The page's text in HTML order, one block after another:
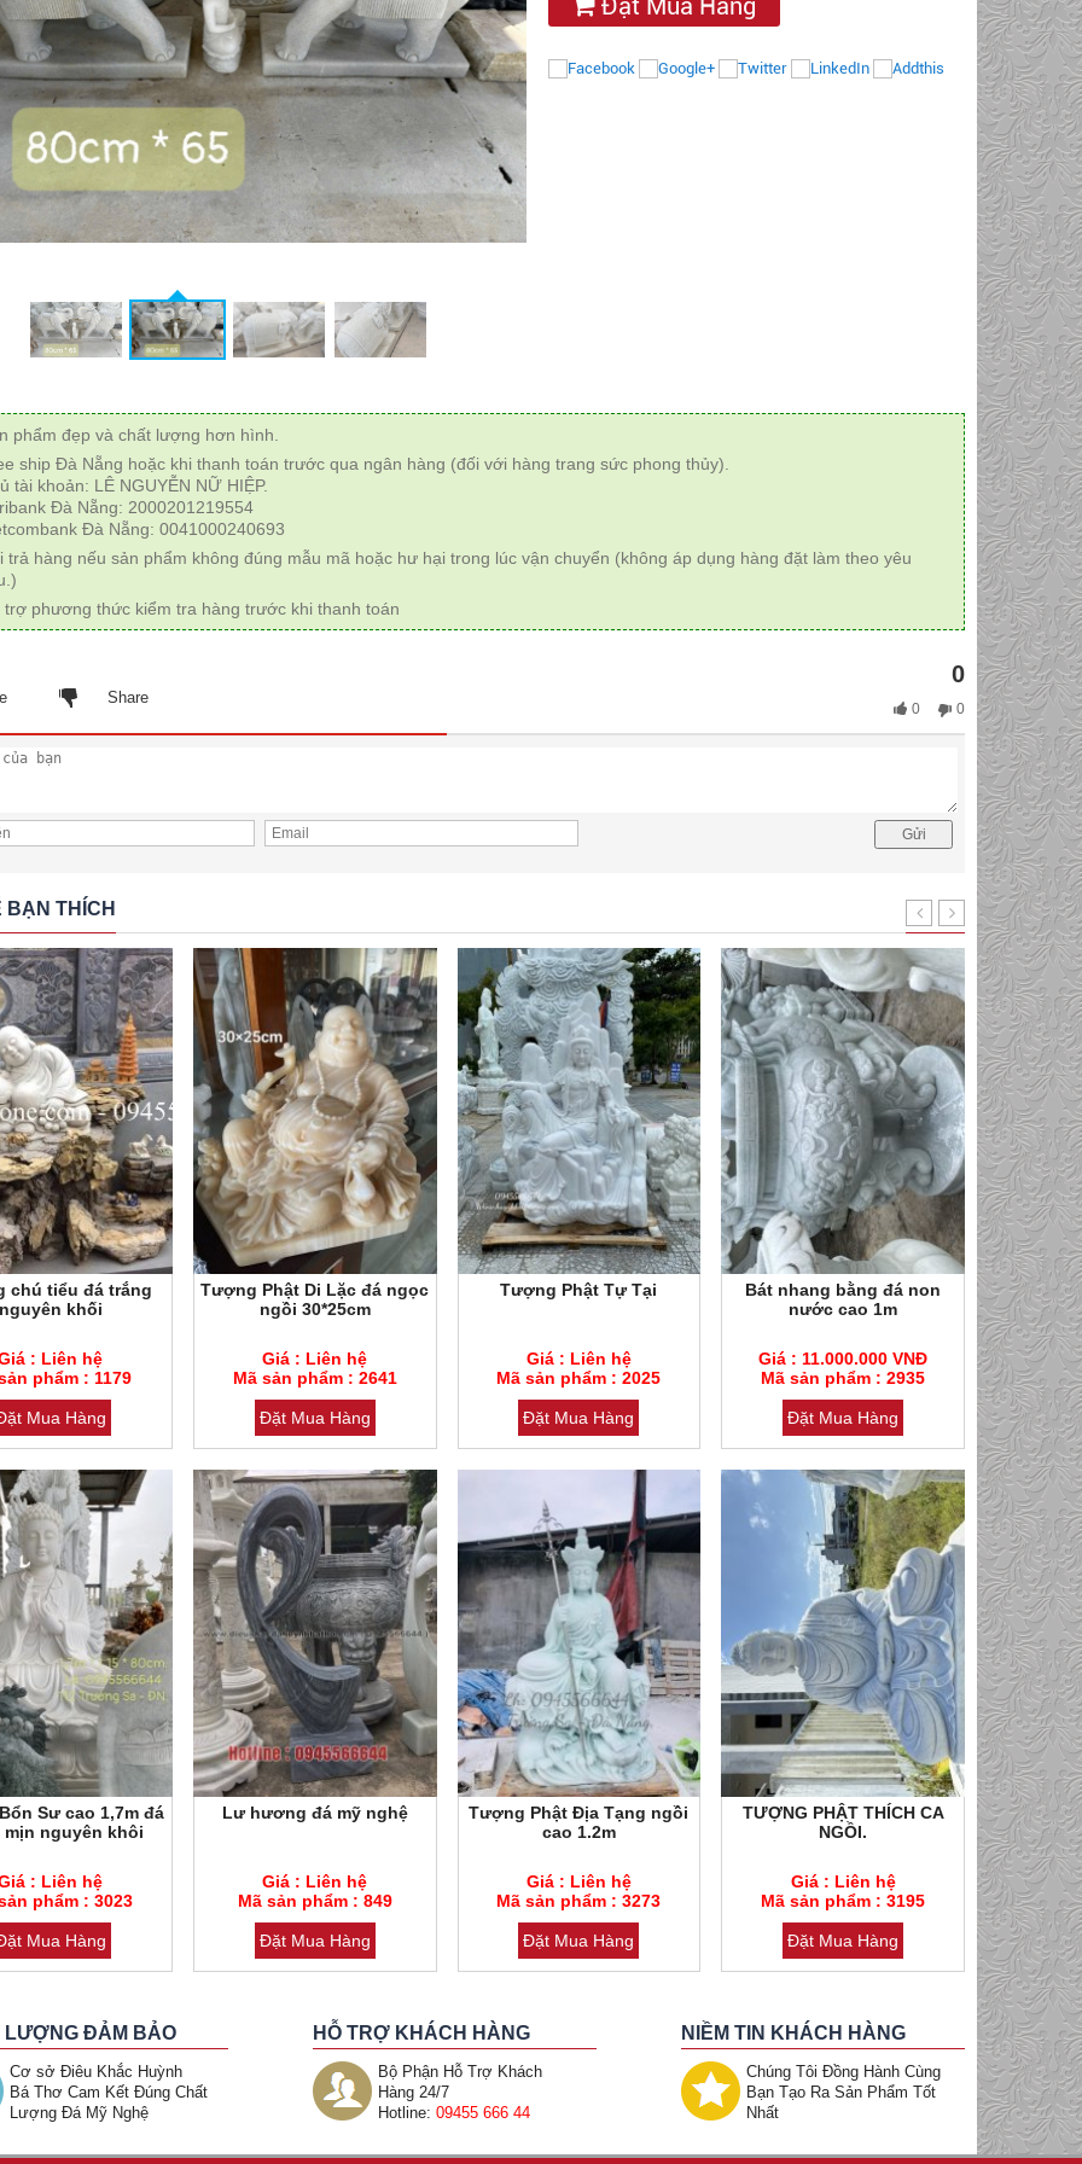
Đặt Mua Hàng
phẩm đẹp và chất lượng hơn hình.
ship Đà Nẵng hoặc khi thanh toán trước qua ngân hàng (đối với hàng trang sức phong thủy).
tài khoản: LÊ NGUYỄN NỮ HIỆP.
Đà Nẵng: 2000201219554
Đà Nẵng: 0041000240693
trả hàng nếu sản phẩm không đúng mẫu mã hoặc hư hại trong lúc vận chuyển (không áp dụng hàng đặt làm theo yêu
trợ phương thức kiểm tra hàng trước khi thanh toán
Share
0
0
0
BẠN THÍCH
: 1179
thạch trắng
chú tiểu đá trắng
nguyên khối
: Liên hệ
phẩm : 1179
Mua Hàng
: 3023
thạch
Sư cao 1,7m đá
mịn nguyên khôi
: Liên hệ
phẩm : 3023
Mua Hàng
Mã sản phẩm : 2641
Loại đá : Cẩm thạch
Tượng Phật Di Lặc đá ngọc
ngồi 30*25cm
Giá : Liên hệ
Mã sản phẩm : 2641
Đặt Mua Hàng
Mã sản phẩm : 849
Loại đá : Cẩm thạch
Lư hương đá mỹ nghệ
Giá : Liên hệ
Mã sản phẩm : 849
Đặt Mua Hàng
Mã sản phẩm : 2025
Loại đá : Cẩm thạch
Tượng Phật Tự Tại
Giá : Liên hệ
Mã sản phẩm : 2025
Đặt Mua Hàng
Mã sản phẩm : 3273
Loại đá : Cẩm thạch
Tượng Phật Địa Tạng ngồi
cao 1.2m
Giá : Liên hệ
Mã sản phẩm : 3273
Đặt Mua Hàng
Mã sản phẩm : 2935
Loại đá : Cẩm thạch
Bát nhang bằng đá non
nước cao 1m
Giá : 11.000.000 VNĐ
Mã sản phẩm : 2935
Đặt Mua Hàng
Mã sản phẩm : 3195
Loại đá : Cẩm thạch
TƯỢNG PHẬT THÍCH CA
NGỒI.
Giá : Liên hệ
Mã sản phẩm : 3195
Đặt Mua Hàng
Mã sản
Loại đá :
Tượng
trắng
Mã
Mã sản
Loại đá :
Vòng
Giá :
Mã
LƯỢNG ĐẢM BẢO
Cơ sở Điêu Khắc Huỳnh
Bá Thơ Cam Kết Đúng Chất
Lượng Đá Mỹ Nghệ
HỖ TRỢ KHÁCH HÀNG
Bộ Phận Hỗ Trợ Khách
Hàng 24/7
Hotline: 09455 666 44
NIỀM TIN KHÁCH HÀNG
Chúng Tôi Đồng Hành Cùng
Bạn Tạo Ra Sản Phẩm Tốt
Nhất